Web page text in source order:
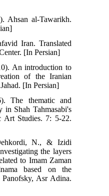
(2004). Ahsan al-Tawarikh.
[In Persian]
Safavid Iran. Translated
Center. [In Persian]
A. (2010). An introduction to
re-creation of the Iranian
Jahad. [In Persian]
(2006). The thematic and
poetry in Shah Tahmasabi's
Islamic Art Studies. 7: 5-22.
Dehkordi, N., & Izidi
Investigating the layers
related to Imam Zaman
Falnama based on the
Ervin Panofsky, Asr Adina.